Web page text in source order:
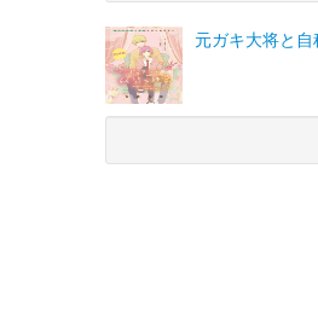
元ガキ大将と